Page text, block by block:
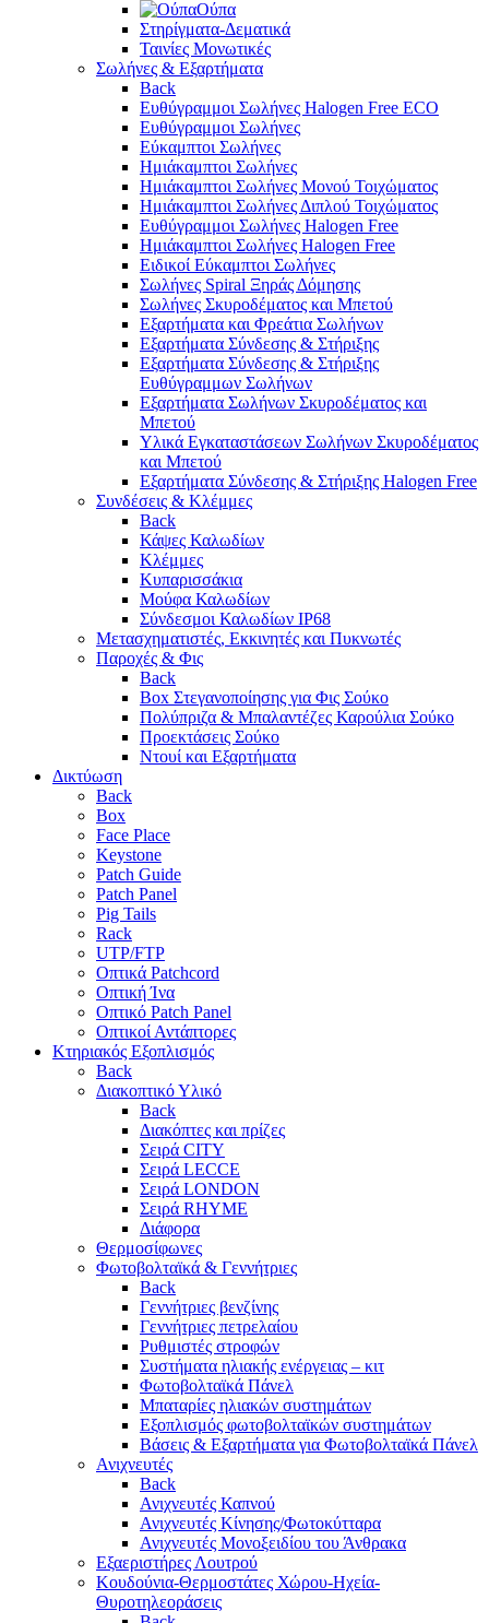
Ούπα
Στηρίγματα-Δεματικά
Ταινίες Μονωτικές
Σωλήνες & Εξαρτήματα
Back
Ευθύγραμμοι Σωλήνες Halogen Free ECO
Ευθύγραμμοι Σωλήνες
Εύκαμπτοι Σωλήνες
Ημιάκαμπτοι Σωλήνες
Ημιάκαμπτοι Σωλήνες Μονού Τοιχώματος
Ημιάκαμπτοι Σωλήνες Διπλού Τοιχώματος
Ευθύγραμμοι Σωλήνες Halogen Free
Ημιάκαμπτοι Σωλήνες Halogen Free
Ειδικοί Εύκαμπτοι Σωλήνες
Σωλήνες Spiral Ξηράς Δόμησης
Σωλήνες Σκυροδέματος και Μπετού
Εξαρτήματα και Φρεάτια Σωλήνων
Εξαρτήματα Σύνδεσης & Στήριξης
Εξαρτήματα Σύνδεσης & Στήριξης
Ευθύγραμμων Σωλήνων
Εξαρτήματα Σωλήνων Σκυροδέματος και
Μπετού
Υλικά Εγκαταστάσεων Σωλήνων Σκυροδέματος
και Μπετού
Εξαρτήματα Σύνδεσης & Στήριξης Halogen Free
Συνδέσεις & Κλέμμες
Back
Κάψες Καλωδίων
Κλέμμες
Κυπαρισσάκια
Μούφα Καλωδίων
Σύνδεσμοι Καλωδίων IP68
Μετασχηματιστές, Εκκινητές και Πυκνωτές
Παροχές & Φις
Back
Box Στεγανοποίησης για Φις Σούκο
Πολύπριζα & Μπαλαντέζες Καρούλια Σούκο
Προεκτάσεις Σούκο
Ντουί και Εξαρτήματα
Δικτύωση
Back
Box
Face Place
Keystone
Patch Guide
Patch Panel
Pig Tails
Rack
UTP/FTP
Οπτικά Patchcord
Οπτική Ίνα
Οπτικό Patch Panel
Οπτικοί Αντάπτορες
Κτηριακός Εξοπλισμός
Back
Διακοπτικό Υλικό
Back
Διακόπτες και πρίζες
Σειρά CITY
Σειρά LECCE
Σειρά LONDON
Σειρά RHYME
Διάφορα
Θερμοσίφωνες
Φωτοβολταϊκά & Γεννήτριες
Back
Γεννήτριες βενζίνης
Γεννήτριες πετρελαίου
Ρυθμιστές στροφών
Συστήματα ηλιακής ενέργειας – κιτ
Φωτοβολταϊκά Πάνελ
Μπαταρίες ηλιακών συστημάτων
Εξοπλισμός φωτοβολταϊκών συστημάτων
Βάσεις & Εξαρτήματα για Φωτοβολταϊκά Πάνελ
Ανιχνευτές
Back
Ανιχνευτές Καπνού
Ανιχνευτές Κίνησης/Φωτοκύτταρα
Ανιχνευτές Μονοξειδίου του Άνθρακα
Εξαεριστήρες Λουτρού
Κουδούνια-Θερμοστάτες Χώρου-Ηχεία-
Θυροτηλεοράσεις